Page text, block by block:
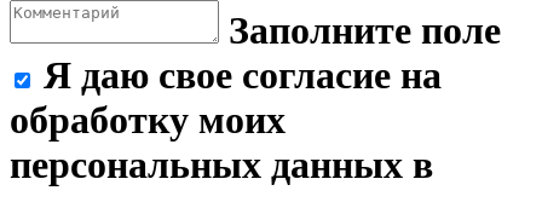
Заполните поле
Я даю свое согласие на
обработку моих
персональных данных в